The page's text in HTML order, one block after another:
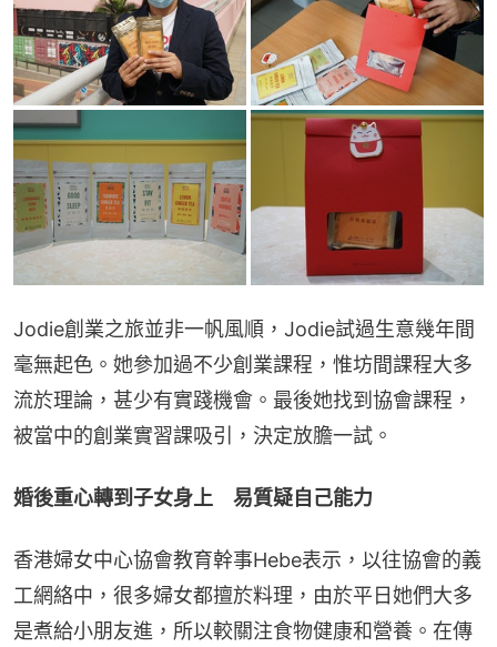
Jodie創業之旅並非一帆風順，Jodie試過生意幾年間
毫無起色。她參加過不少創業課程，惟坊間課程大多
流於理論，甚少有實踐機會。最後她找到協會課程，
被當中的創業實習課吸引，決定放膽一試。
婚後重心轉到子女身上　易質疑自己能力
香港婦女中心協會教育幹事Hebe表示，以往協會的義
工網絡中，很多婦女都擅於料理，由於平日她們大多
是煮給小朋友進，所以較關注食物健康和營養。在傳